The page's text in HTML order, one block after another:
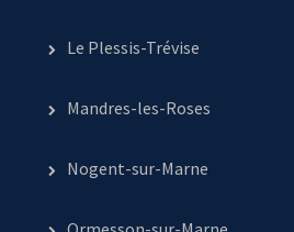
Le Plessis-Trévise
Mandres-les-Roses
Nogent-sur-Marne